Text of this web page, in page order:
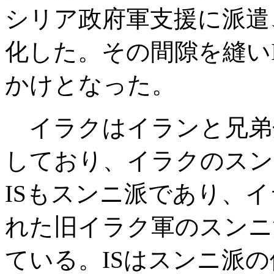
シリア政府軍支援に派
化した。その間隙を縫
かけとなった。
イラクはイランと兄
しており、イラクのス
ISもスンニ派であり、
れた旧イラク軍のスン
ている。ISはスンニ派